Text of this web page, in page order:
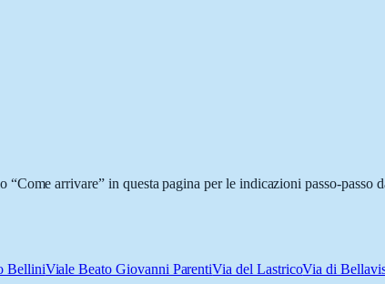
arrivare” in questa pagina per le indicazioni passo-passo
BelliniViale Beato Giovanni ParentiVia del LastricoVia di